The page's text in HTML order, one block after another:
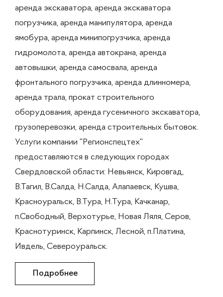
аренда экскаватора, аренда экскаватора
погрузчика, аренда манипулятора, аренда
ямобура, аренда минипогрузчика, аренда
гидромолота, аренда автокрана, аренда
автовышки, аренда самосвала, аренда
фронтального погрузчика, аренда длинномера,
аренда трала, прокат строительного
оборудования, аренда гусеничного экскаватора,
грузоперевозки, аренда строительных бытовок.
Услуги компании "Регионспецтех"
предоставляются в следующих городах
Свердловской области: Невьянск, Кировгад,
В.Тагил, В.Салда, Н.Салда, Алапаевск, Кушва,
Красноуральск, В.Тура, Н.Тура, Качканар,
п.Свободный, Верхотурье, Новая Ляля, Серов,
Краснотуринск, Карпинск, Лесной, п.Платина,
Ивдель, Североуральск.
Подробнее